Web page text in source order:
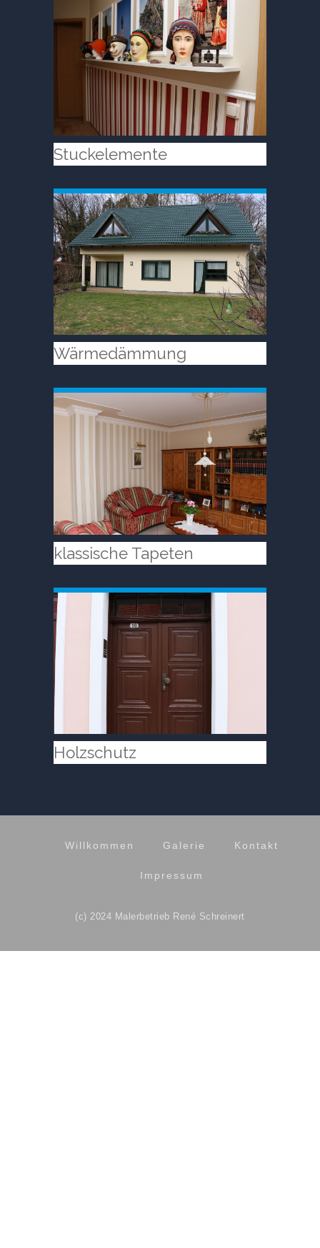
Stuckelemente
Wärmedämmung
klassische Tapeten
Holzschutz
Willkommen Galerie Kontakt
Impressum
(c) 2024 Malerbetrieb René Schreinert